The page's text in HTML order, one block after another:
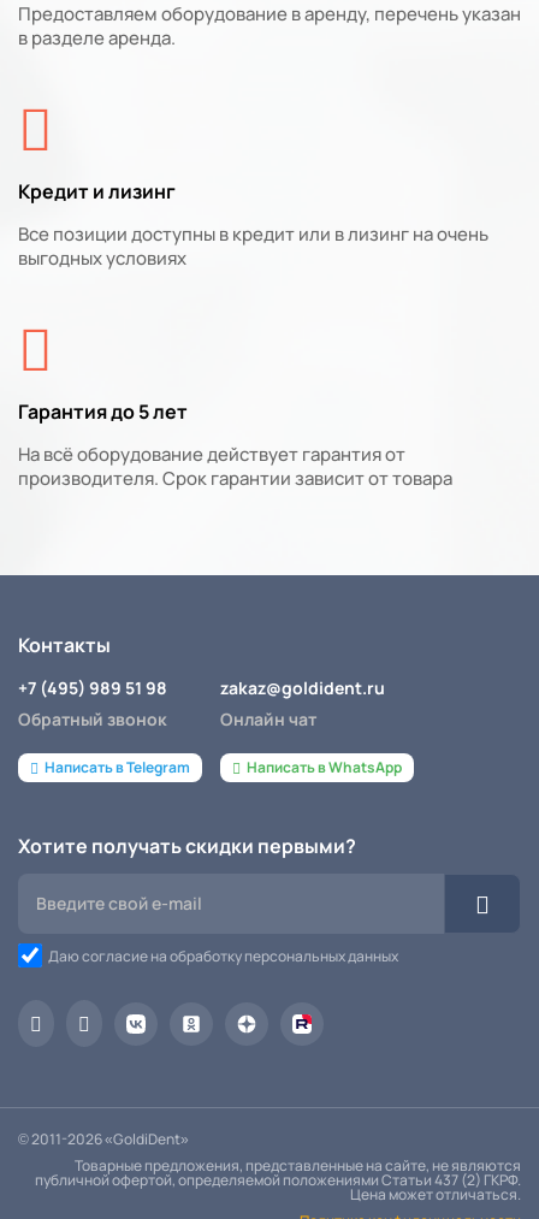
Предоставляем оборудование в аренду, перечень указан
в разделе аренда.
Кредит и лизинг
Все позиции доступны в кредит или в лизинг на очень
выгодных условиях
Гарантия до 5 лет
На всё оборудование действует гарантия от
производителя. Срок гарантии зависит от товара
Контакты
+7 (495) 989 51 98
Обратный звонок
Написать в Telegram
zakaz@goldident.ru
Онлайн чат
Написать в WhatsApp
Хотите получать скидки первыми?
Даю согласие на обработку персональных данных
© 2011-2026 «GoldiDent»
Товарные предложения, представленные на сайте, не являются
публичной офертой, определяемой положениями Статьи 437 (2) ГКРФ.
Цена может отличаться.